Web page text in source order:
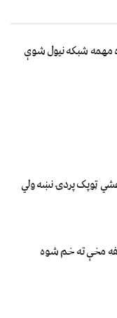
مهمه شبکه نيول شوې
ټوپک پردۍ نښه ولي
مخې ته خم شوه